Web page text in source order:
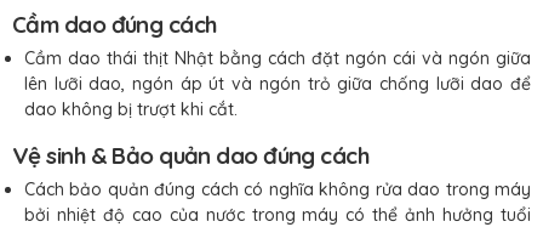
Cầm dao đúng cách
Cầm dao thái thịt Nhật bằng cách đặt ngón cái và ngón giữa
lên lưỡi dao, ngón áp út và ngón trỏ giữa chống lưỡi dao để
dao không bị trượt khi cắt.
Vệ sinh & Bảo quản dao đúng cách
Cách bảo quản đúng cách có nghĩa không rửa dao trong máy
bởi nhiệt độ cao của nước trong máy có thể ảnh hưởng tuổi